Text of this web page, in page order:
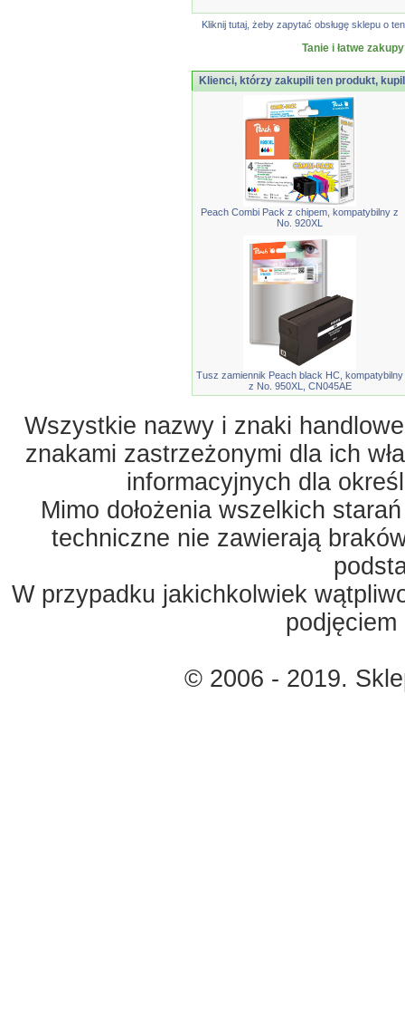
Kliknij tutaj, żeby zapytać obsługę sklepu o
Tanie i łatwe
Klienci, którzy zakupili ten produkt,
Peach Combi Pack z chipem, kompatybilny z
No. 920XL
Tusz zamiennik Peach black HC, kompatybilny
z No. 950XL, CN045AE
Wszystkie nazwy i znaki
znakami zastrzeżonymi dla ich
informacyjnych dla
Mimo dołożenia wszelkich
techniczne nie zawierają
W przypadku jakichkolwiek
© 2006 - 2019.